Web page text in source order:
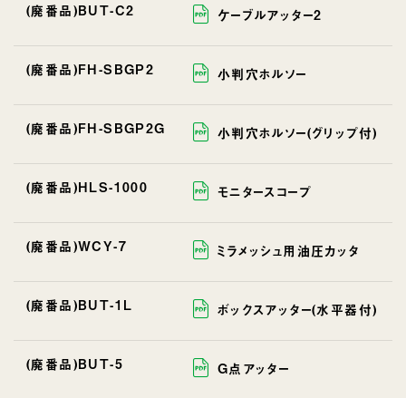
(廃番品)BUT-C2 ケーブルアッター2
(廃番品)FH-SBGP2 小判穴ホルソー
(廃番品)FH-SBGP2G 小判穴ホルソー(グリップ付)
(廃番品)HLS-1000 モニタースコープ
(廃番品)WCY-7 ミラメッシュ用油圧カッタ
(廃番品)BUT-1L ボックスアッター(水平器付)
(廃番品)BUT-5 G点アッター